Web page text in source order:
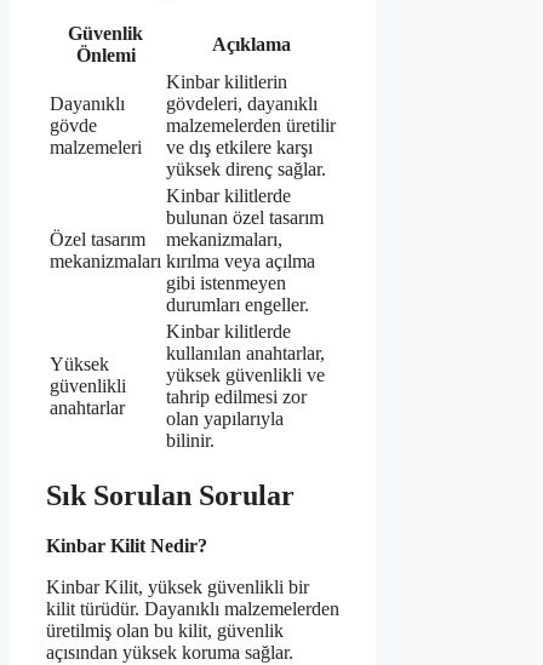
Güvenlik
Önlemi
Açıklama
Dayanıklı
gövde
malzemeleri
Kinbar kilitlerin
gövdeleri, dayanıklı
malzemelerden üretilir
ve dış etkilere karşı
yüksek direnç sağlar.
Özel tasarım
mekanizmaları
Kinbar kilitlerde
bulunan özel tasarım
mekanizmaları,
kırılma veya açılma
gibi istenmeyen
durumları engeller.
Yüksek
güvenlikli
anahtarlar
Kinbar kilitlerde
kullanılan anahtarlar,
yüksek güvenlikli ve
tahrip edilmesi zor
olan yapılarıyla
bilinir.
Sık Sorulan Sorular
Kinbar Kilit Nedir?
Kinbar Kilit, yüksek güvenlikli bir
kilit türüdür. Dayanıklı malzemelerden
üretilmiş olan bu kilit, güvenlik
açısından yüksek koruma sağlar.